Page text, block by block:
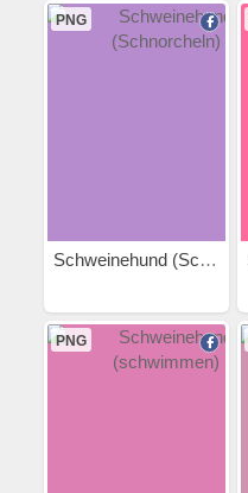
PNG
Schweinehund (Schnorcheln)
PNG